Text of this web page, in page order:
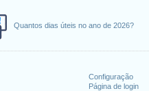
Quantos dias úteis no ano de 2026?
Configuração
Página de login